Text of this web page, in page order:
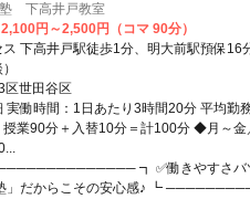
下高井戸教室
円～2,500円（コマ 90分）
下高井戸駅徒歩1分、明大前駅預保16
区世田谷区
実働時間：1日あたり3時間20分 平均勤
授業90分＋入替10分＝計100分 ◆月～
┓ ✅働きやすさバ
」だからこその安心感♪ ┗